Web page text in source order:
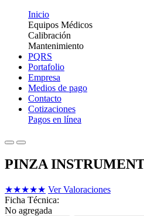
Inicio
Equipos Médicos
Calibración
Mantenimiento
PQRS
Portafolio
Empresa
Medios de pago
Contacto
Cotizaciones
Pagos en línea
PINZA
★★★★★ Ver Valoraciones
Ficha Técnica:
No agregada